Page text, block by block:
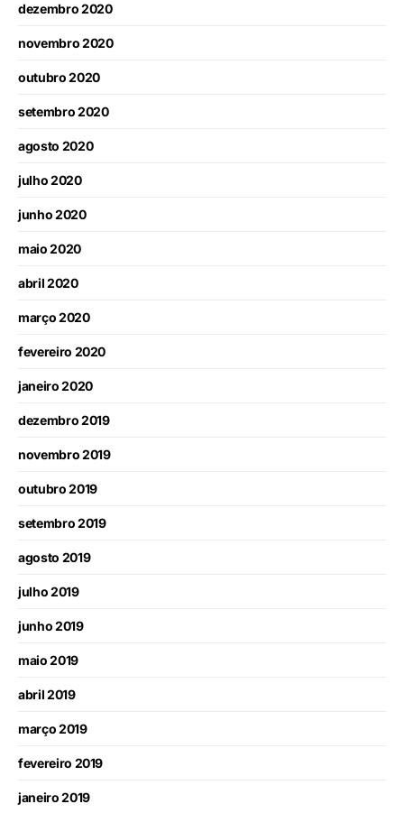
dezembro 2020
novembro 2020
outubro 2020
setembro 2020
agosto 2020
julho 2020
junho 2020
maio 2020
abril 2020
março 2020
fevereiro 2020
janeiro 2020
dezembro 2019
novembro 2019
outubro 2019
setembro 2019
agosto 2019
julho 2019
junho 2019
maio 2019
abril 2019
março 2019
fevereiro 2019
janeiro 2019